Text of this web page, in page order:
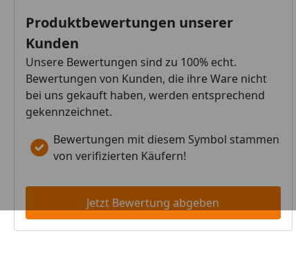
Produktbewertungen unserer
Kunden
Unsere Bewertungen sind zu 100% echt.
Bewertungen von Kunden, die ihre Ware nicht
bei uns gekauft haben, werden entsprechend
gekennzeichnet.
Bewertungen mit diesem Symbol stammen
von verifizierten Käufern!
Jetzt Bewertung abgeben